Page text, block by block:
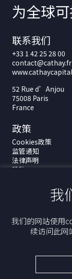
为全球
联系我们
+33 1 42 25 28 00
contact@cathay.fr
52 Rue d’Anjou
75008 Paris
France
政策
Cookies政策
监管通知
法律声明
隐私
我
我们的网站使用
续访问此网